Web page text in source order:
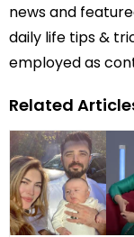
news and
daily life tips &
employed as
Related